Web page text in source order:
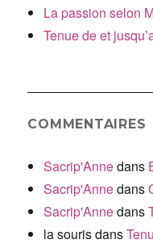
La passion selon
Tenue de et
COMMENTAIRES
Sacrip'Annedans
Sacrip'Annedans
Sacrip'Annedans
la sourisdans